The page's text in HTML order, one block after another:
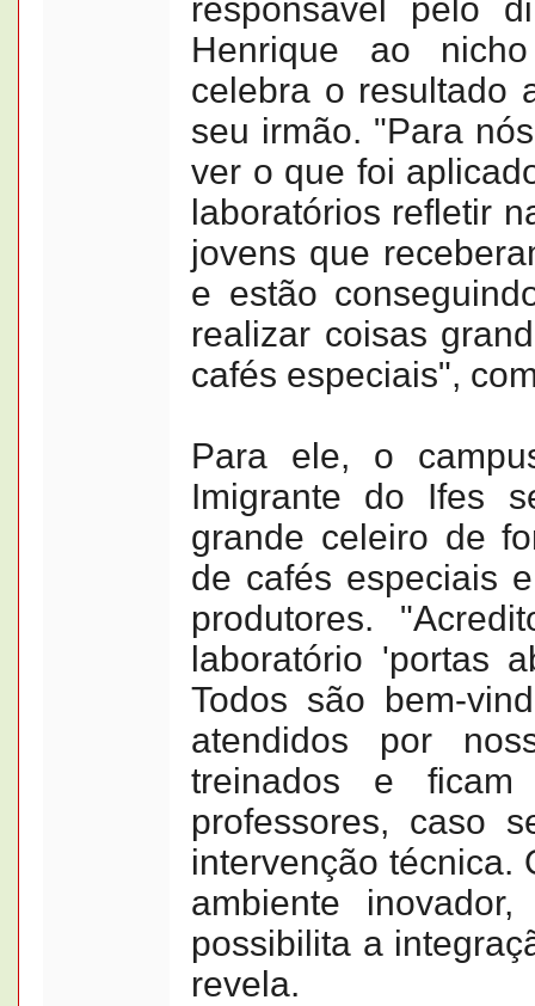
responsável pelo
Henrique ao
celebra o resultado
seu irmão. "Para
ver o que foi
laboratórios refletir
jovens que
e estão
realizar coisas
cafés especiais",
Para ele, o
Imigrante do Ifes
grande celeiro de
de cafés especiais
produtores.
laboratório 'portas
Todos são bem-
atendidos por
treinados e
professores, caso
intervenção técnica.
ambiente
possibilita a
revela.